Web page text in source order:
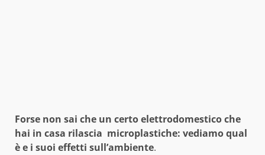
Forse non sai che un certo elettrodomestico che
hai in casa rilascia microplastiche: vediamo qual
è e i suoi effetti sull’ambiente.